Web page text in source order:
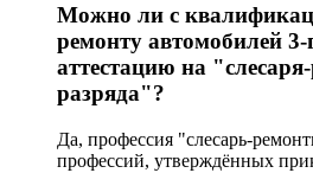
Можно ли с
ремонту автомобилей
аттестацию на
разряда"?
Да, профессия "слесарь-
профессий, утверждённых